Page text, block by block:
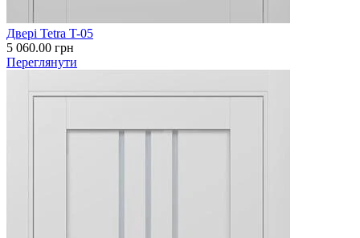
Двері Tetra T-05
5 060.00 грн
Переглянути